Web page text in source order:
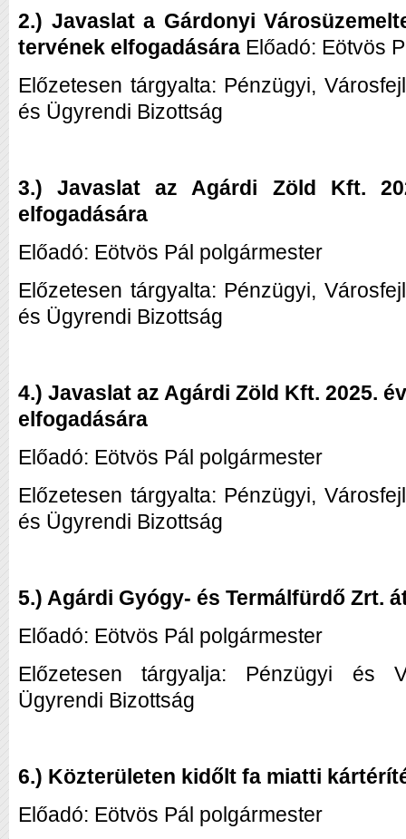
2.) Javaslat a Gárdonyi
tervének elfogadására Előadó: Eötvös
Előzetesen tárgyalta: Pénzügyi,
és Ügyrendi Bizottság
3.) Javaslat az Agárdi Zöld Kft.
elfogadására
Előadó: Eötvös Pál polgármester
Előzetesen tárgyalta: Pénzügyi,
és Ügyrendi Bizottság
4.) Javaslat az Agárdi Zöld Kft. 2025.
elfogadására
Előadó: Eötvös Pál polgármester
Előzetesen tárgyalta: Pénzügyi,
és Ügyrendi Bizottság
5.) Agárdi Gyógy- és Termálfürdő Zrt.
Előadó: Eötvös Pál polgármester
Előzetesen tárgyalja: Pénzügyi és
Ügyrendi Bizottság
6.) Közterületen kidőlt fa miatti
Előadó: Eötvös Pál polgármester